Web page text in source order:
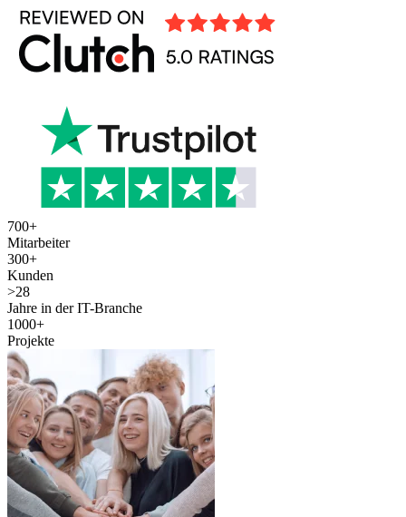
700+
Mitarbeiter
300+
Kunden
>28
Jahre in der IT-Branche
1000+
Projekte